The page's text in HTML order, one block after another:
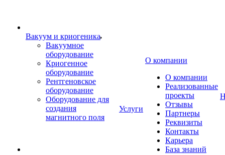
Вакуум и криогеника
Вакуумное
оборудование
Криогенное
оборудование
Рентгеновское
оборудование
Оборудование для
создания
магнитного поля
Услуги
О компании
О компании
Реализованные
проекты
Отзывы
Партнеры
Реквизиты
Контакты
Карьера
База знаний